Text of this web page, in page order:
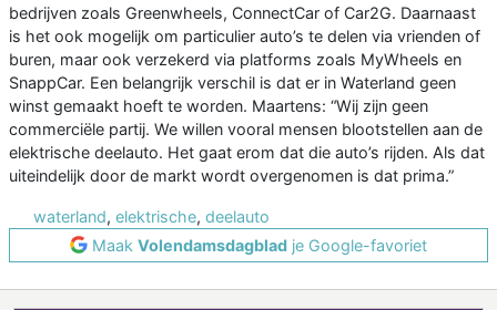
bedrijven zoals Greenwheels, ConnectCar of Car2G. Daarnaast
is het ook mogelijk om particulier auto’s te delen via vrienden of
buren, maar ook verzekerd via platforms zoals MyWheels en
SnappCar. Een belangrijk verschil is dat er in Waterland geen
winst gemaakt hoeft te worden. Maartens: “Wij zijn geen
commerciële partij. We willen vooral mensen blootstellen aan de
elektrische deelauto. Het gaat erom dat die auto’s rijden. Als dat
uiteindelijk door de markt wordt overgenomen is dat prima.”
waterland, elektrische, deelauto
Maak Volendamsdagblad je Google-favoriet